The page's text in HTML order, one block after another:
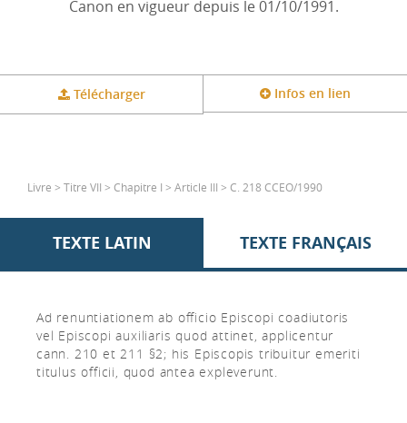
Canon en vigueur depuis le 01/10/1991.
Télécharger Infos en lien
Livre > Titre VII > Chapitre I > Article III > C. 218 CCEO/1990
TEXTE LATIN TEXTE FRANÇAIS
Ad renuntiationem ab officio Episcopi coadiutoris
vel Episcopi auxiliaris quod attinet, applicentur
cann. 210 et 211 §2; his Episcopis tribuitur emeriti
titulus officii, quod antea expleverunt.